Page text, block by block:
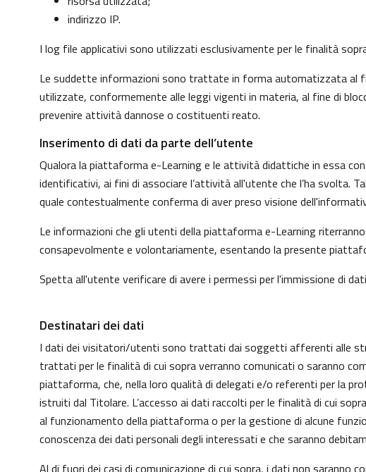
indirizzo IP.
I log file applicativi sono utilizzati esclusivamente per le finalità
Le suddette informazioni sono trattate in forma automatizzata al
utilizzate, conformemente alle leggi vigenti in materia, al fine di
prevenire attività dannose o costituenti reato.
Inserimento di dati da parte dell’utente
Qualora la piattaforma e-Learning e le attività didattiche in essa
identificativi, ai fini di associare l’attività all'utente che l’ha
quale contestualmente conferma di aver preso visione
Le informazioni che gli utenti della piattaforma e-Learning
consapevolmente e volontariamente, esentando la presente
Spetta all'utente verificare di avere i permessi per l'immissione di
Destinatari dei dati
I dati dei visitatori/utenti sono trattati dai soggetti afferenti alle
trattati per le finalità di cui sopra verranno comunicati o saranno
piattaforma, che, nella loro qualità di delegati e/o referenti per la
istruiti dal Titolare. L’accesso ai dati raccolti per le finalità di cui
al funzionamento della piattaforma o per la gestione di alcune
conoscenza dei dati personali degli interessati e che saranno
Al di fuori dei casi di comunicazione di cui sopra, i dati non saranno